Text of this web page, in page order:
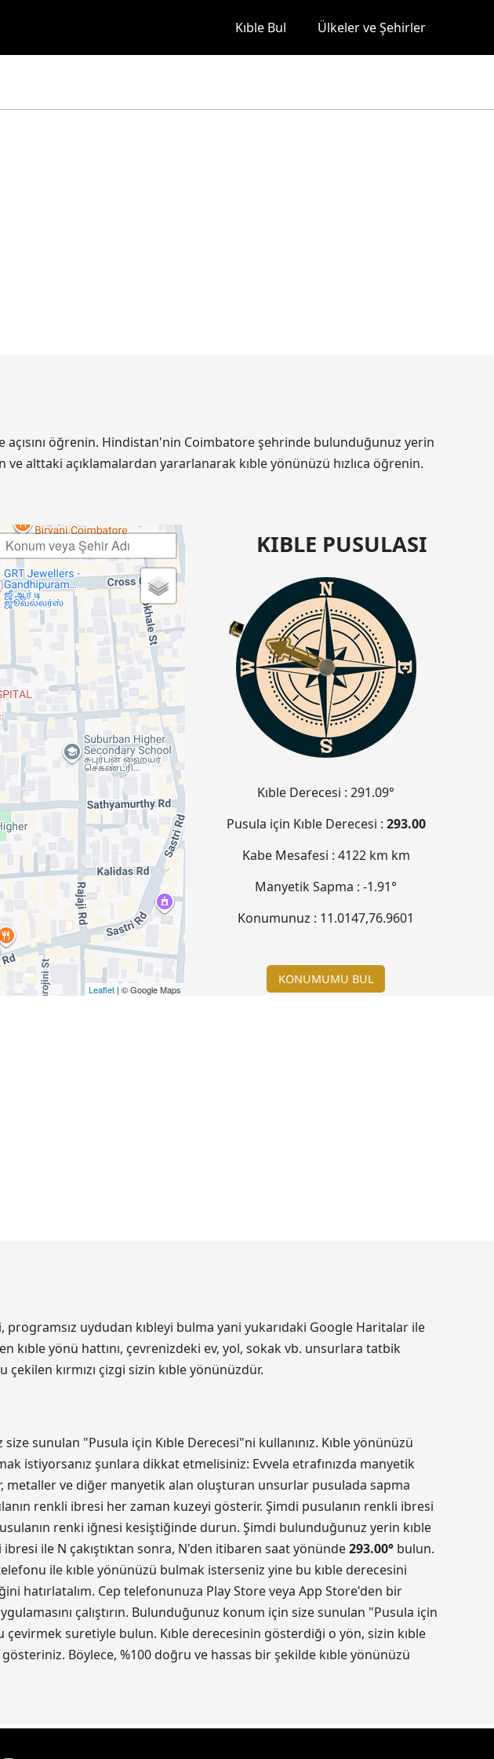
Kıble Bul Ülkeler ve Şehirler
öğrenin. Hindistan'nin Coimbatore şehrinde bulunduğunuz yerin
alttaki açıklamalardan yararlanarak kıble yönünüzü hızlıca öğrenin.
Leaflet | © Google Maps
KIBLE PUSULASI
Kıble Derecesi :291.09°
Pusula için Kıble Derecesi : 293.00
Kabe Mesafesi : 4122 km km
Manyetik Sapma :-1.91°
Konumunuz : 11.0147,76.9601
KONUMUMU BUL
uydudan kıbleyi bulma yani yukarıdaki Google Haritalar ile
kıble yönü hattını, çevrenizdeki ev, yol, sokak vb. unsurlara tatbik
kırmızı çizgi sizin kıble yönünüzdür.
sunulan "Pusula için Kıble Derecesi"ni kullanınız. Kıble yönünüzü
istiyorsanız şunlara dikkat etmelisiniz: Evvela etrafınızda manyetik
metaller ve diğer manyetik alan oluşturan unsurlar pusulada sapma
renkli ibresi her zaman kuzeyi gösterir. Şimdi pusulanın renkli ibresi
renki iğnesi kesiştiğinde durun. Şimdi bulunduğunuz yerin kıble
ibresi ile N çakıştıktan sonra, N'den itibaren saat yönünde293.00° bulun.
ile kıble yönünüzü bulmak isterseniz yine bu kıble derecesini
hatırlatalım. Cep telefonunuza Play Store veya App Store'den bir
çalıştırın. Bulunduğunuz konum için size sunulan "Pusula için
suretiyle bulun. Kıble derecesinin gösterdiği o yön, sizin kıble
Böylece, %100 doğru ve hassas bir şekilde kıble yönünüzü